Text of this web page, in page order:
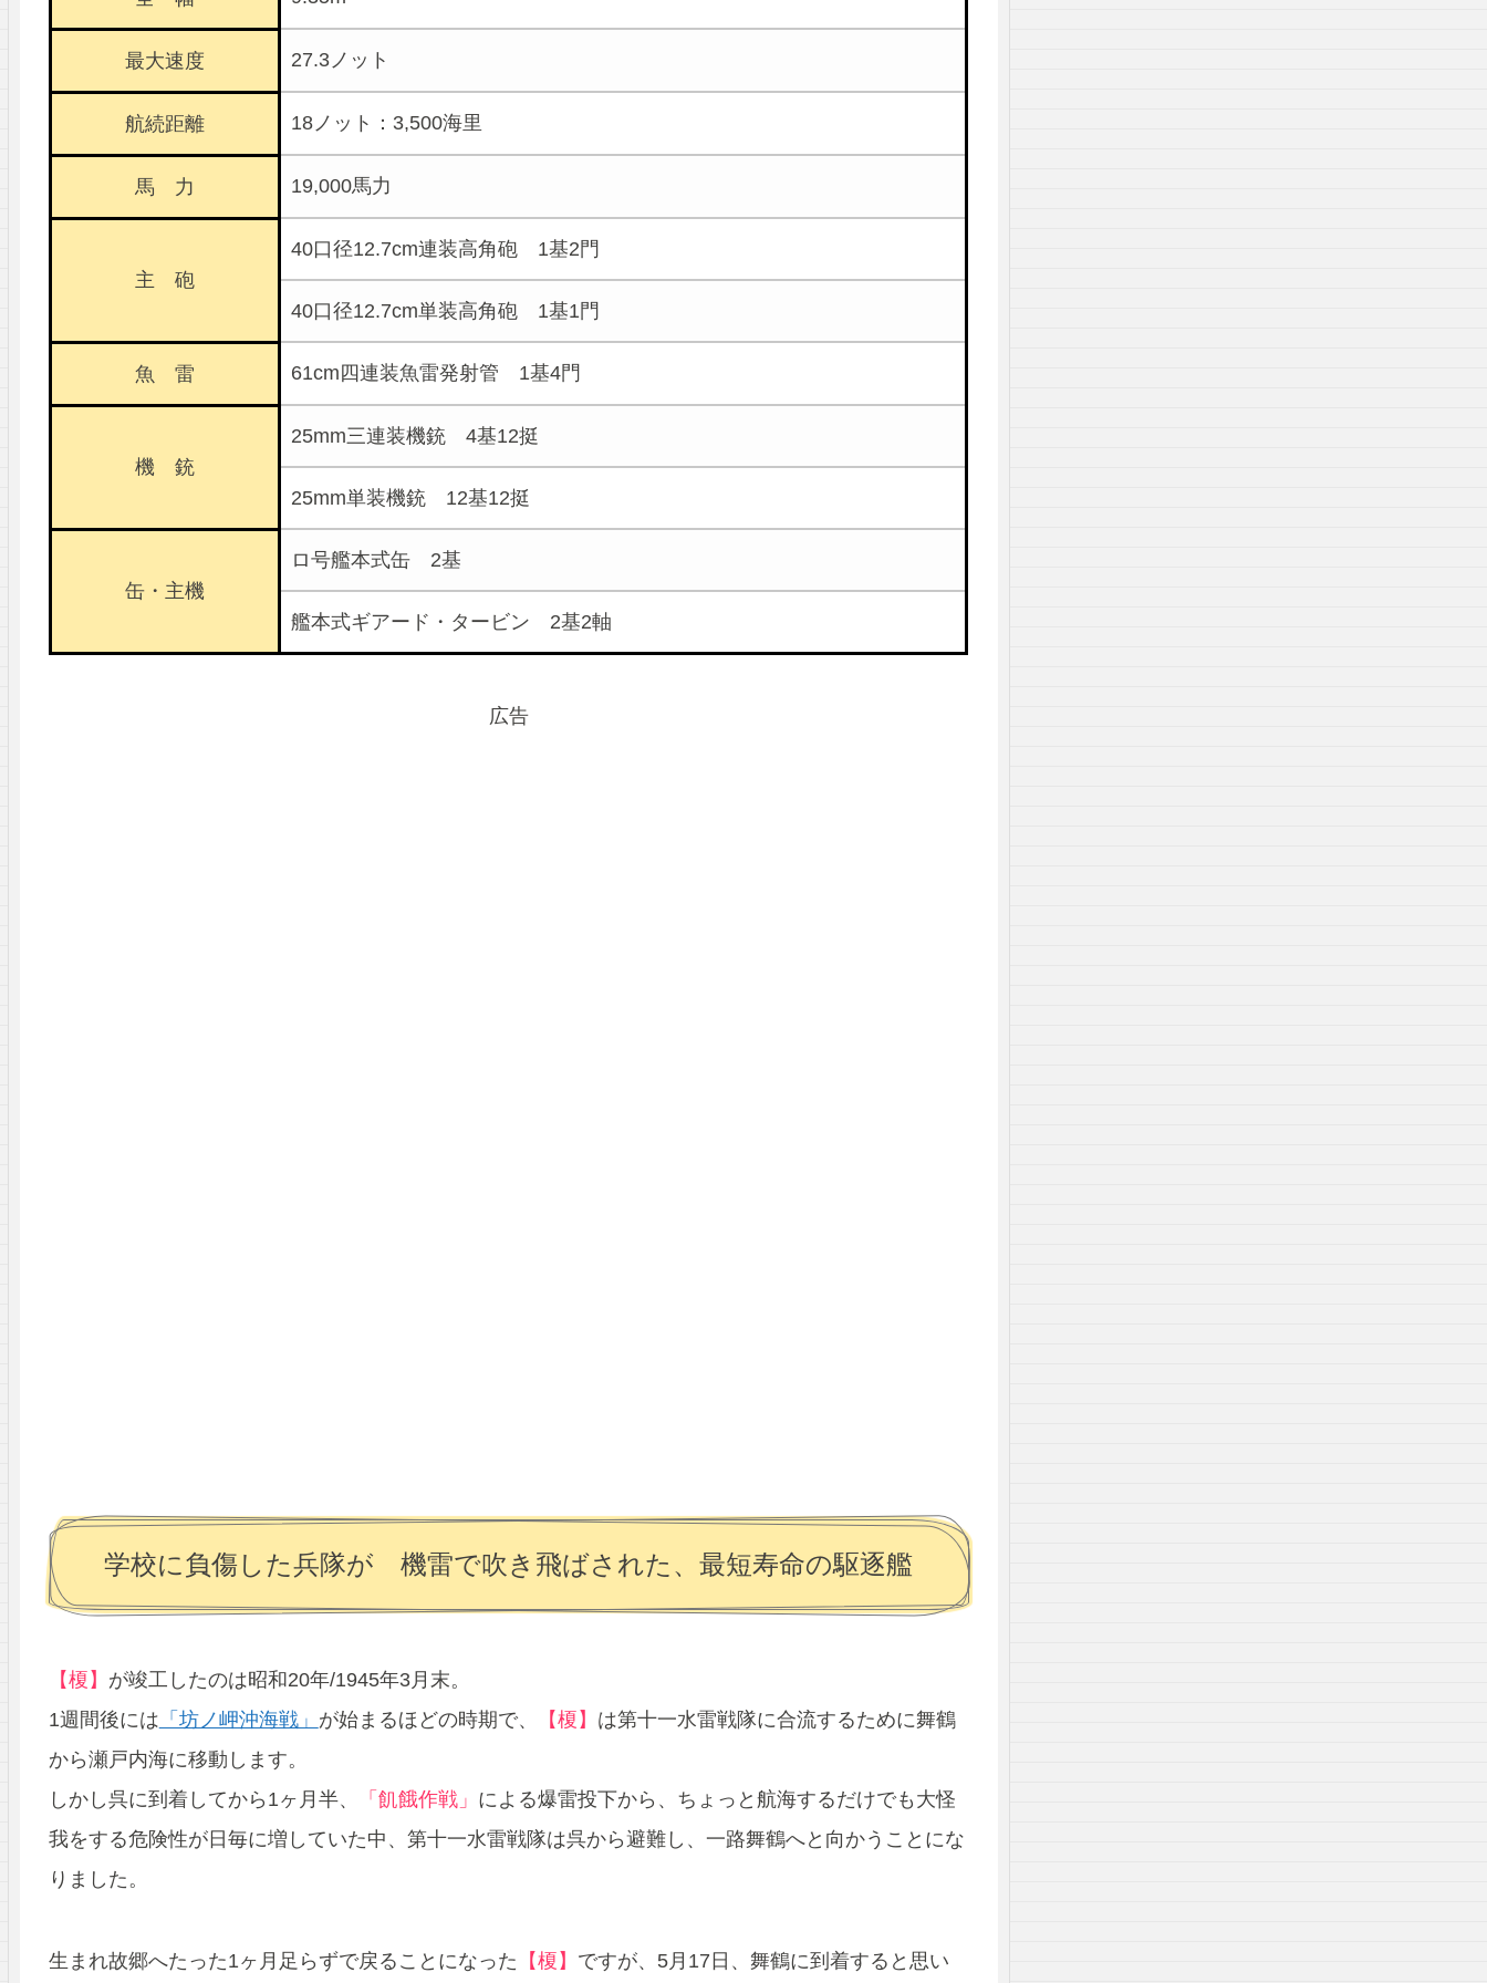
最大速度 27.3ノット
航続距離 18ノット：3,500海里
馬 力 19,000馬力
主 砲
40口径12.7cm連装高角砲 1基2門
40口径12.7cm単装高角砲 1基1門
魚 雷 61cm四連装魚雷発射管 1基4門
機 銃
25mm三連装機銃 4基12挺
25mm単装機銃 12基12挺
缶・主機
ロ号艦本式缶 2基
艦本式ギアード・タービン 2基2軸
広告
学校に負傷した兵隊が 機雷で吹き飛ばされた、最短寿命の駆逐艦
【榎】 が竣工したのは昭和20年/1945年3月末。
1週間後には 「坊ノ岬沖海戦」 が始まるほどの時期で、 【榎】 は第十一水雷戦隊に合流するために舞鶴
から瀬戸内海に移動します。
しかし呉に到着してから1ヶ月半、
「飢餓作戦」 による爆雷投下から、ちょっと航海するだけでも大怪
我をする危険性が日毎に増していた中、第十一水雷戦隊は呉から避難し、一路舞鶴へと向かうことにな
りました。
生まれ故郷へたった1ヶ月足らずで戻ることになった 【榎】 ですが、5月17日、舞鶴に到着すると思い